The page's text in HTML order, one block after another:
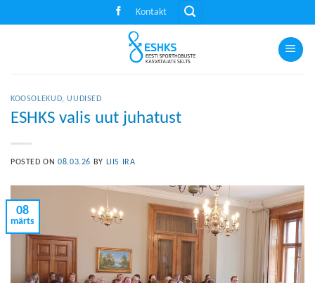
to
Kontakt
KOOSOLEKUD,UUDISED
ESHKS valis uut juhatust
POSTED ON08.03.26 BY LIIS IRA
08
märts